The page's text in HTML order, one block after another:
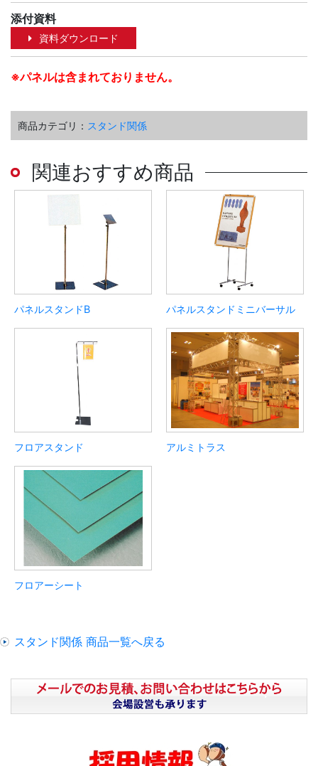
添付資料
資料ダウンロード
※パネルは含まれておりません。
商品カテゴリ： スタンド関係
関連おすすめ商品
パネルスタンドB パネルスタンドミニバーサル
フロアスタンド アルミトラス
フロアーシート
スタンド関係 商品一覧へ戻る